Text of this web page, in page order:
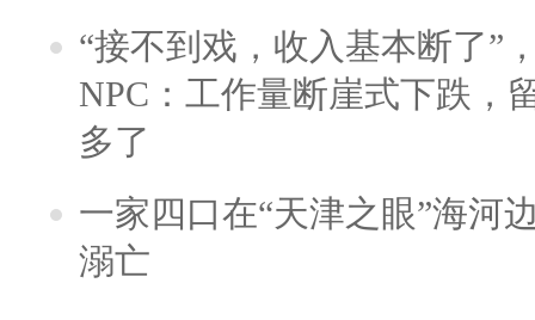
“接不到戏，收入基本断了”
NPC：工作量断崖式下跌，
多了
一家四口在“天津之眼”海河
溺亡